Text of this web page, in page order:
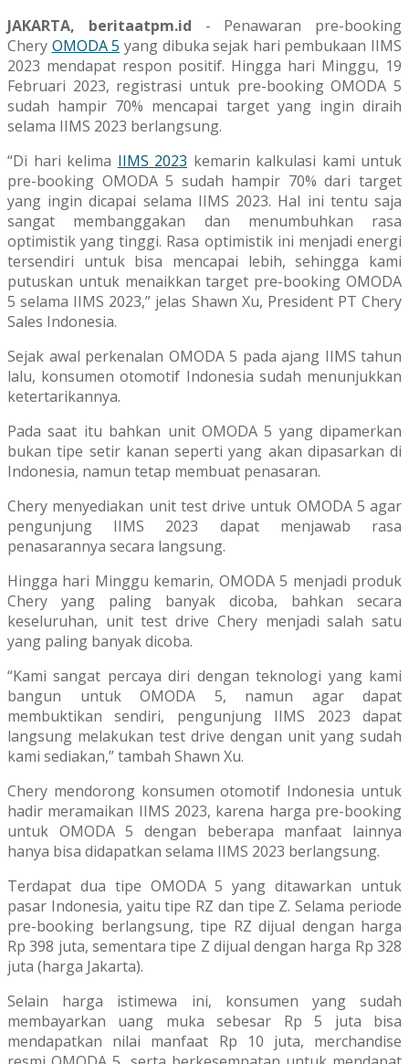
JAKARTA, beritaatpm.id - Penawaran pre-booking
Chery OMODA 5 yang dibuka sejak hari pembukaan IIMS
2023 mendapat respon positif. Hingga hari Minggu, 19
Februari 2023, registrasi untuk pre-booking OMODA 5
sudah hampir 70% mencapai target yang ingin diraih
selama IIMS 2023 berlangsung.
“Di hari kelima IIMS 2023 kemarin kalkulasi kami untuk
pre-booking OMODA 5 sudah hampir 70% dari target
yang ingin dicapai selama IIMS 2023. Hal ini tentu saja
sangat membanggakan dan menumbuhkan rasa
optimistik yang tinggi. Rasa optimistik ini menjadi energi
tersendiri untuk bisa mencapai lebih, sehingga kami
putuskan untuk menaikkan target pre-booking OMODA
5 selama IIMS 2023,” jelas Shawn Xu, President PT Chery
Sales Indonesia.
Sejak awal perkenalan OMODA 5 pada ajang IIMS tahun
lalu, konsumen otomotif Indonesia sudah menunjukkan
ketertarikannya.
Pada saat itu bahkan unit OMODA 5 yang dipamerkan
bukan tipe setir kanan seperti yang akan dipasarkan di
Indonesia, namun tetap membuat penasaran.
Chery menyediakan unit test drive untuk OMODA 5 agar
pengunjung IIMS 2023 dapat menjawab rasa
penasarannya secara langsung.
Hingga hari Minggu kemarin, OMODA 5 menjadi produk
Chery yang paling banyak dicoba, bahkan secara
keseluruhan, unit test drive Chery menjadi salah satu
yang paling banyak dicoba.
“Kami sangat percaya diri dengan teknologi yang kami
bangun untuk OMODA 5, namun agar dapat
membuktikan sendiri, pengunjung IIMS 2023 dapat
langsung melakukan test drive dengan unit yang sudah
kami sediakan,” tambah Shawn Xu.
Chery mendorong konsumen otomotif Indonesia untuk
hadir meramaikan IIMS 2023, karena harga pre-booking
untuk OMODA 5 dengan beberapa manfaat lainnya
hanya bisa didapatkan selama IIMS 2023 berlangsung.
Terdapat dua tipe OMODA 5 yang ditawarkan untuk
pasar Indonesia, yaitu tipe RZ dan tipe Z. Selama periode
pre-booking berlangsung, tipe RZ dijual dengan harga
Rp 398 juta, sementara tipe Z dijual dengan harga Rp 328
juta (harga Jakarta).
Selain harga istimewa ini, konsumen yang sudah
membayarkan uang muka sebesar Rp 5 juta bisa
mendapatkan nilai manfaat Rp 10 juta, merchandise